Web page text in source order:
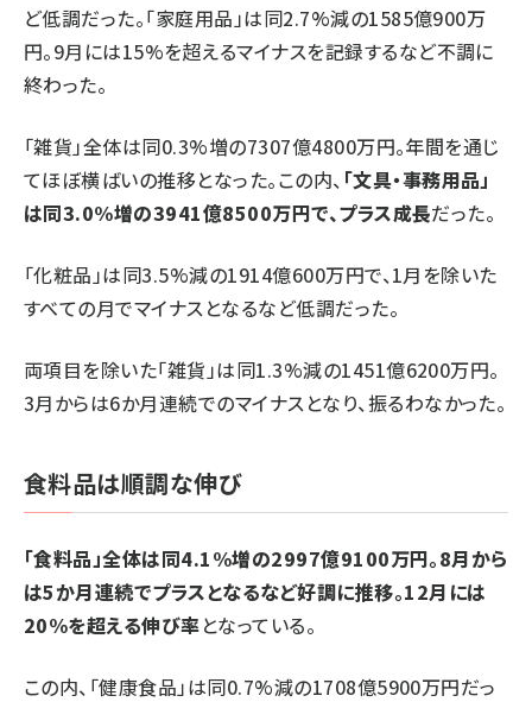
ど低調だった。「家庭用品」は同2.7%減の1585億900万
円。9月には15%を超えるマイナスを記録するなど不調に
終わった。
「雑貨」全体は同0.3%増の7307億4800万円。年間を通じ
てほぼ横ばいの推移となった。この内、 「文具・事務用品」
は同3.0%増の3941億8500万円で、プラス成長だった。
「化粧品」は同3.5%減の1914億600万円で、1月を除いた
すべての月でマイナスとなるなど低調だった。
両項目を除いた「雑貨」は同1.3%減の1451億6200万円。
3月からは6か月連続でのマイナスとなり、振るわなかった。
食料品は順調な伸び
「食料品」全体は同4.1%増の2997億9100万円。8月から
は5か月連続でプラスとなるなど好調に推移。12月には
20%を超える伸び率となっている。
この内、「健康食品」は同0.7%減の1708億5900万円だっ